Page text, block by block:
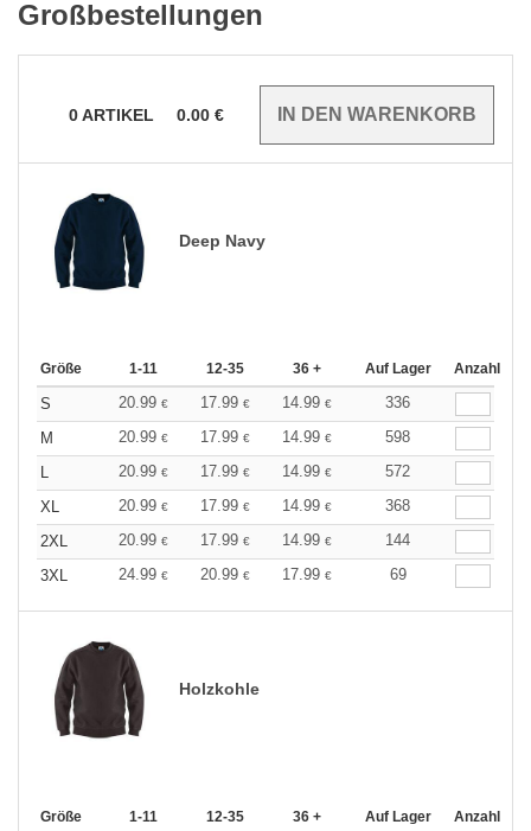
Großbestellungen
0ARTIKEL 0.00 €
Deep Navy
Größe 1-11 12-35 36 + Auf Lager Anzahl
S 20.99 € 17.99 € 14.99 €
336
M
20.99 € 17.99 € 14.99 €
598
L
20.99 € 17.99 € 14.99 €
572
XL
20.99 € 17.99 € 14.99 €
368
2XL
20.99 € 17.99 € 14.99 €
144
3XL
24.99 € 20.99 € 17.99 € 69
Holzkohle
Größe 1-11 12-35 36 + Auf Lager Anzahl